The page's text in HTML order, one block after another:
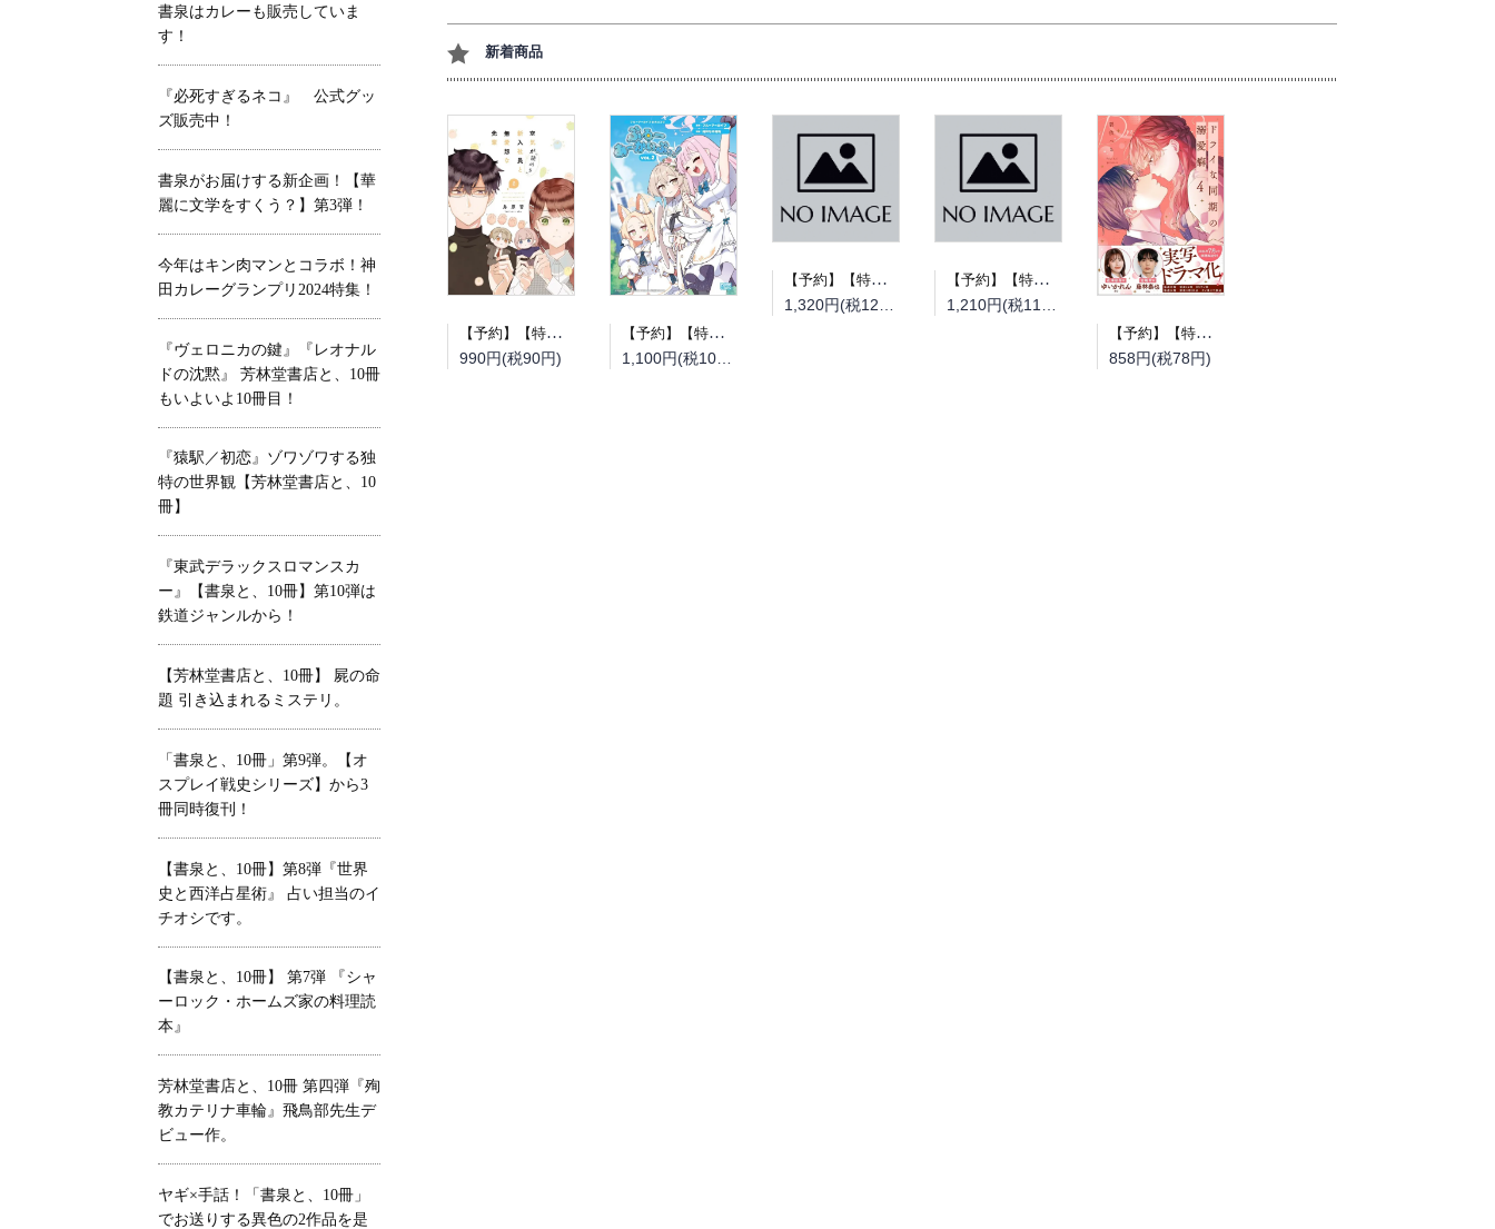
新着商品
【予約】【特典付き】空気が「読める」新入社員と無愛想な先輩 8（08/25頃発送予定）
990円(税90円)
【予約】【特典付き】ブルーアーカイブ公式4コマ ぶるーあーかいぶっ！ 2（08/25頃発送予定）
【予約】【特典付き】とある町でおきた百の怪異について 下（08/19頃発送予定）
【予約】【特典付き】とある町でおきた百の怪異について 上（08/19頃発送予定）
【予約】【特典付き】ドライな同期の溺愛癖 4（08/18頃発送予定）
858円(税78円)
書泉はカレーも販売していま
す！
『必死すぎるネコ』 公式グッ
ズ販売中！
書泉がお届けする新企画！【華
麗に文学をすくう？】第3弾！
今年はキン肉マンとコラボ！神
田カレーグランプリ2024特集！
『ヴェロニカの鍵』『レオナル
ドの沈黙』 芳林堂書店と、10冊
もいよいよ10冊目！
『猿駅／初恋』ゾワゾワする独
特の世界観【芳林堂書店と、10
冊】
『東武デラックスロマンスカ
ー』【書泉と、10冊】第10弾は
鉄道ジャンルから！
【芳林堂書店と、10冊】 屍の命
題 引き込まれるミステリ。
「書泉と、10冊」第9弾。【オ
スプレイ戦史シリーズ】から3
冊同時復刊！
【書泉と、10冊】第8弾『世界
史と西洋占星術』 占い担当のイ
チオシです。
【書泉と、10冊】 第7弾 『シャ
ーロック・ホームズ家の料理読
本』
芳林堂書店と、10冊 第四弾『殉
教カテリナ車輪』飛鳥部先生デ
ビュー作。
ヤギ×手話！「書泉と、10冊」
でお送りする異色の2作品を是